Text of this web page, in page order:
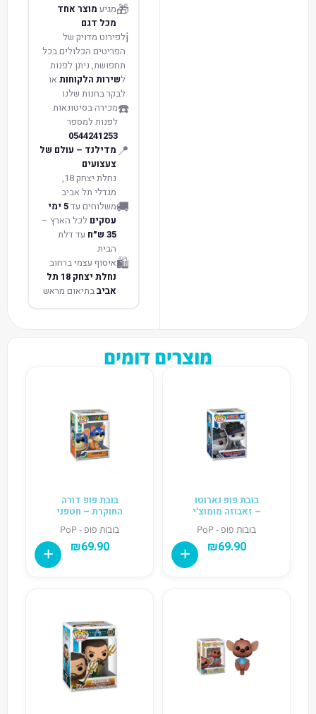
🎁מגיע מוצר אחד
מכל דגם
ℹ️לפירוט מדויק של
הפריטים הכלולים בכל
תחפושת, ניתן לפנות
לשירות הלקוחות או
לבקר בחנות שלנו
☎️מכירה בסיטונאות
לפנות למספר
0544241253
📍 מדילנד – עולם של
צעצועים
נחלת יצחק 18,
מגדלי תל אביב
🚚משלוחים עד 5 ימי
עסקים לכל הארץ –
35 ש״ח
עד דלת
הבית
🛍️איסוף עצמי ברחוב
נחלת יצחק 18 תל
אביבבתיאום מראש
מוצרים דומים
בובת פופ נארוטו
– זאבוזה מומוצ'י
בובות פופ - PoP
₪69.90
בובת פופ דורה
החוקרת – חטפני
בובות פופ - PoP
₪69.90